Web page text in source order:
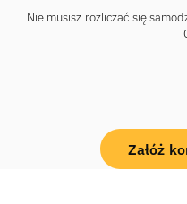
Nie musisz rozliczać się
Załóż